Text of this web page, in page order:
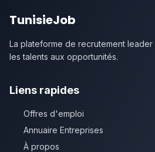
TunisieJob
La plateforme de recrutement
les talents aux opportunités.
Liens rapides
Offres d'emploi
Annuaire Entreprises
À propos